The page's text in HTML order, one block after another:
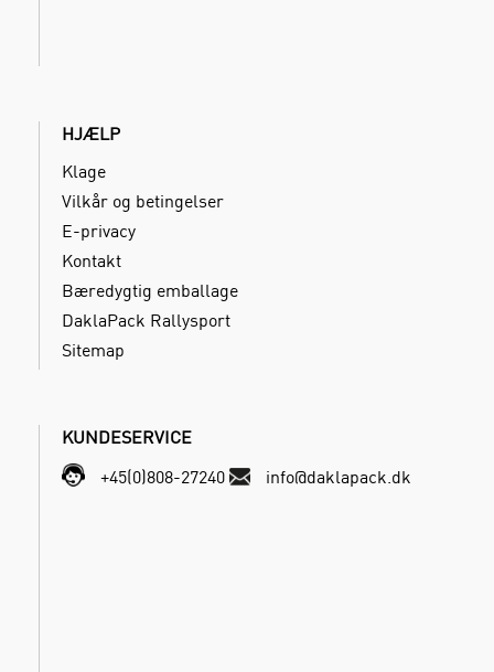
HJÆLP
Klage
Vilkår og betingelser
E-privacy
Kontakt
Bæredygtig emballage
DaklaPack Rallysport
Sitemap
KUNDESERVICE
+45(0)808-27240
info@daklapack.dk